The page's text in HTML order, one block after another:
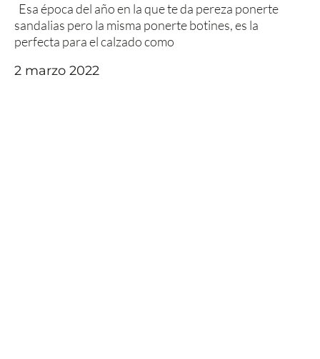
Esa época del año en la que te da pereza ponerte
sandalias pero la misma ponerte botines, es la
perfecta para el calzado como
2 marzo 2022